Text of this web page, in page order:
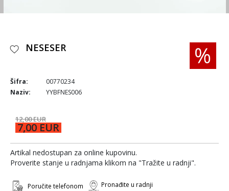
NESESER
Šifra:
00770234
Naziv:
YYBFNES006
12,00 EUR
7,00 EUR
Artikal nedostupan za online kupovinu.
Proverite stanje u radnjama klikom na "Tražite u radnji".
Poručite telefonom Pronađite u radnji